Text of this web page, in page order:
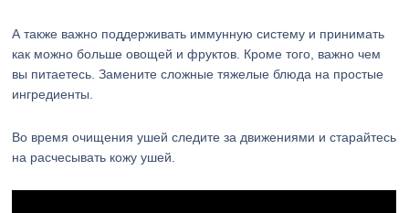
А также важно поддерживать иммунную систему и принимать
как можно больше овощей и фруктов. Кроме того, важно чем
вы питаетесь. Замените сложные тяжелые блюда на простые
ингредиенты.
Во время очищения ушей следите за движениями и старайтесь
на расчесывать кожу ушей.